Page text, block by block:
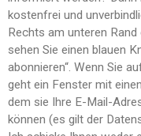
kostenfrei und
Rechts am unteren
sehen Sie einen blauen
abonnieren“. Wenn Sie
geht ein Fenster mit
dem sie Ihre E-Mail-
können (es gilt der